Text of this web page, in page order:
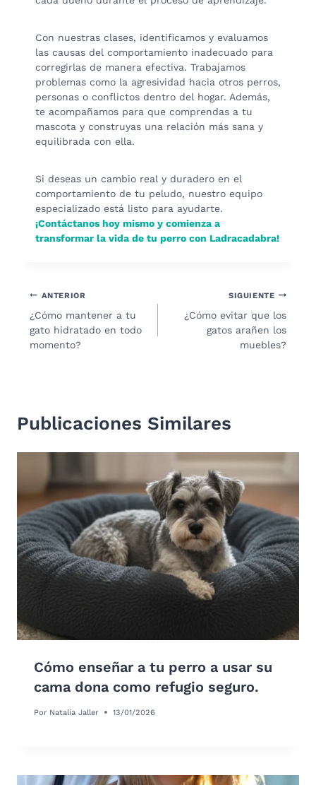
Con nuestras clases, identificamos y evaluamos
las causas del comportamiento inadecuado para
corregirlas de manera efectiva. Trabajamos
problemas como la agresividad hacia otros perros,
personas o conflictos dentro del hogar. Además,
te acompañamos para que comprendas a tu
mascota y construyas una relación más sana y
equilibrada con ella.
Si deseas un cambio real y duradero en el
comportamiento de tu peludo, nuestro equipo
especializado está listo para ayudarte.
¡Contáctanos hoy mismo y comienza a
transformar la vida de tu perro con Ladracadabra!
Navegación
de
entradas
ANTERIOR
¿Cómo mantener a tu
gato hidratado en todo
momento?
SIGUIENTE
¿Cómo evitar que los
gatos arañen los
muebles?
Publicaciones Similares
Cómo enseñar a tu perro a usar su
cama dona como refugio seguro.
Por Natalia Jaller 13/01/2026